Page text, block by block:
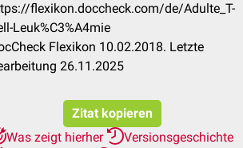
flexikon.doccheck.com/de/Adulte_T-
Leuk%C3%A4mie
Flexikon 10.02.2018. Letzte
26.11.2025
Zitat kopieren
Was zeigt hierher
Versionsgeschichte